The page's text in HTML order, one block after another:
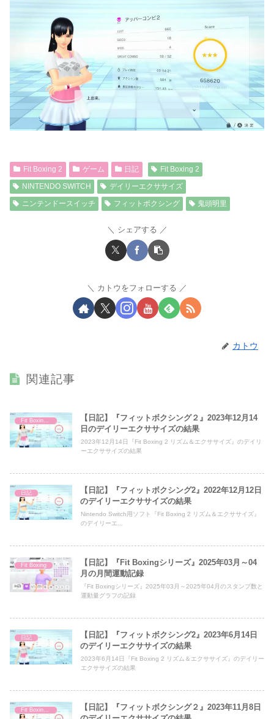
Fit Boxing 2 ゲーム 日記
Fit Boxing 2
NINTENDO SWITCH
デイリーエクササイズ
ニンテンドースイッチ
フィットボクシング 鬼頭明里
シェアする
カトウをフォローする
カトウ
関連記事
Fit Boxing 2
【日記】『フィットボクシング２』2023年12月14
日のデイリーエクササイズの結果
2023年12月14日『Fit Boxing 2 リズム＆エクササイズ』のデイリ
ーエクササイズの結果
日記
【日記】『フィットボクシング2』2022年12月12日
のデイリーエクササイズの結果
Nintendo Switch用ソフト『Fit Boxing 2 リズム＆エクササイズ』
のデイリーエ...
Fit Boxing
【日記】『Fit Boxingシリーズ』2025年03月～04
月の月間運動記録
『Fit Boxingシリーズ』2025年03月～2025年04月のスタンプ数と
運動量グラフの記録
日記
【日記】『フィットボクシング2』2023年6月14日
のデイリーエクササイズの結果
2023年6月14日『Fit Boxing 2 リズム＆エクササイズ』のデイリー
エクササイズの結果
【日記】『フィットボクシング２』2023年11月8日